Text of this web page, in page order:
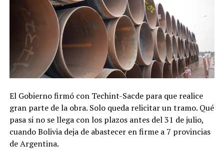
El Gobierno firmó con Techint-Sacde para que realice
gran parte de la obra. Solo queda relicitar un tramo. Qué
pasa si no se llega con los plazos antes del 31 de julio,
cuando Bolivia deja de abastecer en firme a 7 provincias
de Argentina.